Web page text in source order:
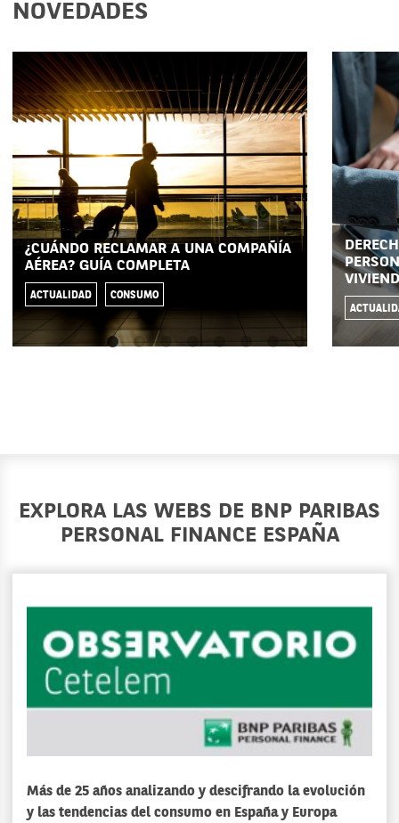
NOVEDADES
¿CUÁNDO RECLAMAR A UNA COMPAÑÍA
AÉREA? GUÍA COMPLETA
ACTUALIDAD CONSUMO
EXPLORA LAS WEBS DE BNP PARIBAS
PERSONAL FINANCE ESPAÑA
Más de 25 años analizando y descifrando la evolución
y las tendencias del consumo en España y Europa